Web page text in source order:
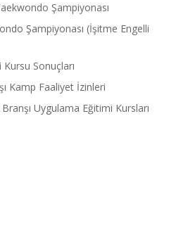
Şampiyonası
Şampiyonası (İşitme Engelli
Sonuçları
Kamp Faaliyet İzinleri
Uygulama Eğitimi Kursları